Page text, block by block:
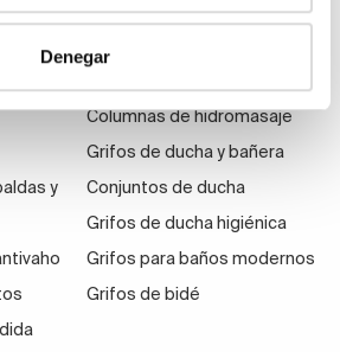
Denegar
y
Grifería
Columnas de hidromasaje
Grifos de ducha y bañera
Conjuntos de ducha
Grifos de ducha higiénica
Grifos para baños modernos
Grifos de bidé